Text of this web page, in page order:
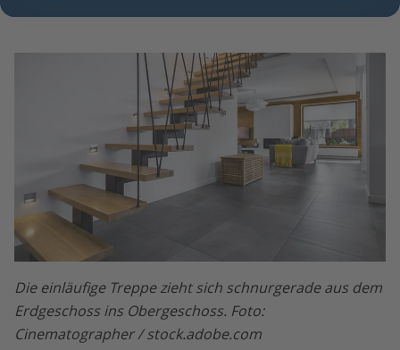
Die einläufige Treppe zieht sich schnurgerade aus dem
Erdgeschoss ins Obergeschoss. Foto:
Cinematographer / stock.adobe.com